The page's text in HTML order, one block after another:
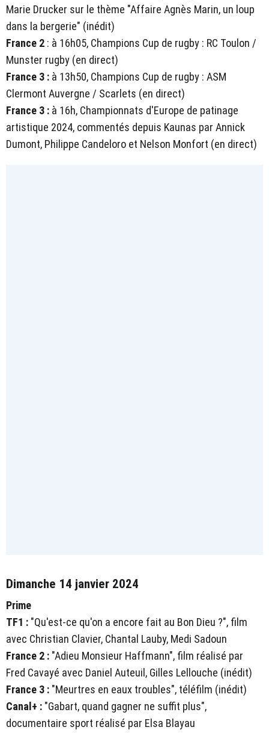
Marie Drucker sur le thème "Affaire Agnès Marin, un loup
dans la bergerie" (inédit)
France 2 : à 16h05, Champions Cup de rugby : RC Toulon /
Munster rugby (en direct)
France 3 : à 13h50, Champions Cup de rugby : ASM
Clermont Auvergne / Scarlets (en direct)
France 3 : à 16h, Championnats d'Europe de patinage
artistique 2024, commentés depuis Kaunas par Annick
Dumont, Philippe Candeloro et Nelson Monfort (en direct)
Dimanche 14 janvier 2024
Prime
TF1 : "Qu'est-ce qu'on a encore fait au Bon Dieu ?", film
avec Christian Clavier, Chantal Lauby, Medi Sadoun
France 2 : "Adieu Monsieur Haffmann", film réalisé par
Fred Cavayé avec Daniel Auteuil, Gilles Lellouche (inédit)
France 3 : "Meurtres en eaux troubles", téléfilm (inédit)
Canal+ : "Gabart, quand gagner ne suffit plus",
documentaire sport réalisé par Elsa Blayau